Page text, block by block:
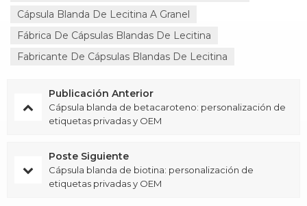
Cápsula Blanda De Lecitina A Granel
Fábrica De Cápsulas Blandas De Lecitina
Fabricante De Cápsulas Blandas De Lecitina
Publicación Anterior
Cápsula blanda de betacaroteno: personalización de
etiquetas privadas y OEM
Poste Siguiente
Cápsula blanda de biotina: personalización de
etiquetas privadas y OEM